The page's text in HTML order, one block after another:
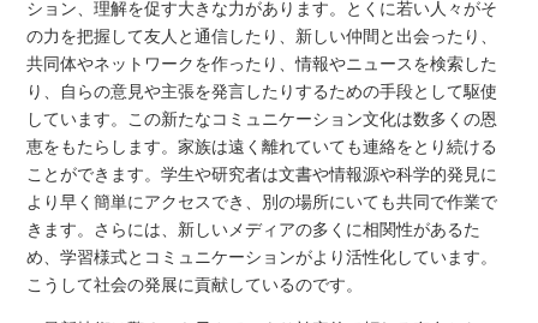
ション、理解を促す大きな力があります。とくに若い人々がそ
の力を把握して友人と通信したり、新しい仲間と出会ったり、
共同体やネットワークを作ったり、情報やニュースを検索した
り、自らの意見や主張を発言したりするための手段として駆使
しています。この新たなコミュニケーション文化は数多くの恩
恵をもたらします。家族は遠く離れていても連絡をとり続ける
ことができます。学生や研究者は文書や情報源や科学的発見に
より早く簡単にアクセスでき、別の場所にいても共同で作業で
きます。さらには、新しいメディアの多くに相関性があるた
め、学習様式とコミュニケーションがより活性化しています。
こうして社会の発展に貢献しているのです。